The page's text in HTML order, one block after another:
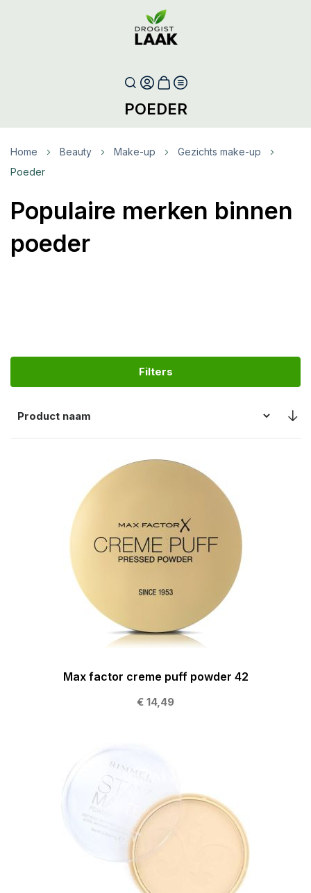
POEDER
Home Beauty Make-up
Gezichts make-up
Poeder
Populaire merken binnen
poeder
Filters
Max factor creme puff powder 42
€ 14,49